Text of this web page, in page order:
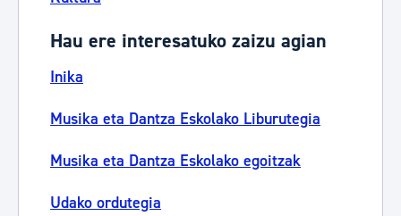
Hau ere interesatuko zaizu agian
Inika
Musika eta Dantza Eskolako Liburutegia
Musika eta Dantza Eskolako egoitzak
Udako ordutegia